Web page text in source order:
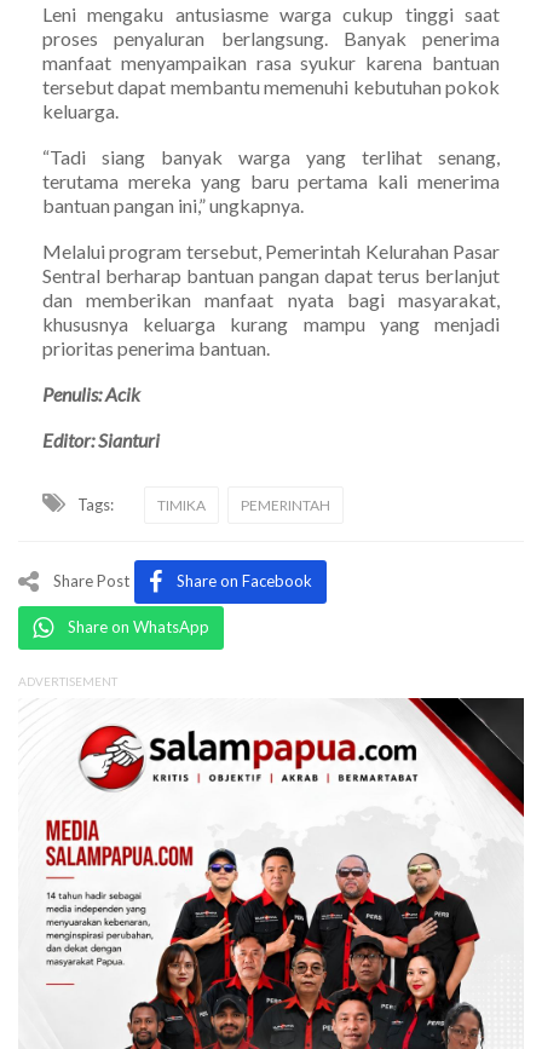
Leni mengaku antusiasme warga cukup tinggi saat
proses penyaluran berlangsung. Banyak penerima
manfaat menyampaikan rasa syukur karena bantuan
tersebut dapat membantu memenuhi kebutuhan pokok
keluarga.
“Tadi siang banyak warga yang terlihat senang,
terutama mereka yang baru pertama kali menerima
bantuan pangan ini,” ungkapnya.
Melalui program tersebut, Pemerintah Kelurahan Pasar
Sentral berharap bantuan pangan dapat terus berlanjut
dan memberikan manfaat nyata bagi masyarakat,
khususnya keluarga kurang mampu yang menjadi
prioritas penerima bantuan.
Penulis: Acik
Editor: Sianturi
Tags: TIMIKA PEMERINTAH
Share Post Share on Facebook
Share on WhatsApp
ADVERTISEMENT